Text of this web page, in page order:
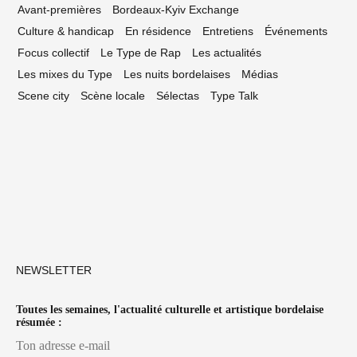
Avant-premières
Bordeaux-Kyiv Exchange
Culture & handicap
En résidence Entretiens
Événements
Focus collectif
Le Type de Rap
Les actualités
Les mixes du Type
Les nuits bordelaises
Médias
Scene city
Scène locale Sélectas Type Talk
NEWSLETTER
Toutes les semaines, l'actualité culturelle et artistique bordelaise
résumée :